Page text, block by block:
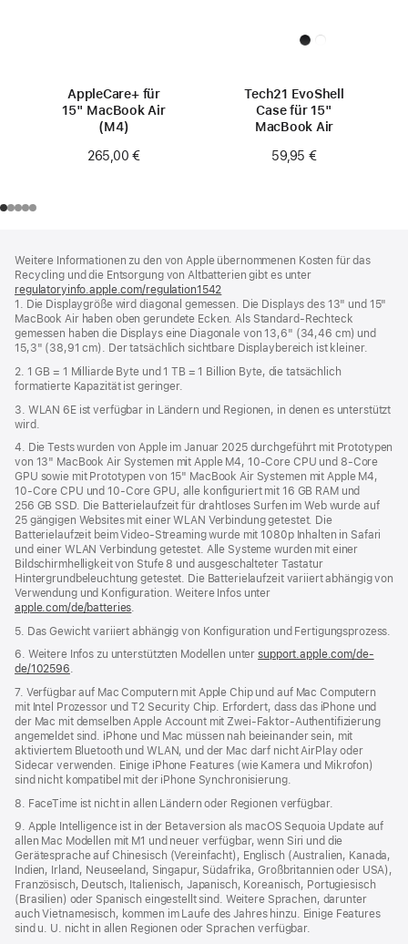
AppleCare+ für
15" MacBook Air
(M4)
265,00 €
Tech21 EvoShell
Case für 15"
MacBook Air
59,95 €
Weitere Informationen zu den von Apple übernommenen Kosten für das
Recycling und die Entsorgung von Altbatterien gibt es unter
regulatoryinfo.apple.com/regulation1542
ein
neues
Fenster)
1. Die Displaygröße wird diagonal gemessen. Die Displays des 13" und 15"
MacBook Air haben oben gerundete Ecken. Als Standard-Rechteck
gemessen haben die Displays eine Diagonale von 13,6" (34,46 cm) und
15,3" (38,91 cm). Der tatsächlich sichtbare Displaybereich ist kleiner.
2. 1 GB = 1 Milliarde Byte und 1 TB = 1 Billion Byte, die tatsächlich
formatierte Kapazität ist geringer.
3. WLAN 6E ist verfügbar in Ländern und Regionen, in denen es unterstützt
wird.
4. Die Tests wurden von Apple im Januar 2025 durchgeführt mit Prototypen
von 13" MacBook Air Systemen mit Apple M4, 10‑Core CPU und 8‑Core
GPU sowie mit Prototypen von 15" MacBook Air Systemen mit Apple M4,
10‑Core CPU und 10‑Core GPU, alle konfiguriert mit 16 GB RAM und
256 GB SSD. Die Batterielaufzeit für drahtloses Surfen im Web wurde auf
25 gängigen Websites mit einer WLAN Verbindung getestet. Die
Batterielaufzeit beim Video-Streaming wurde mit 1080p Inhalten in Safari
und einer WLAN Verbindung getestet. Alle Systeme wurden mit einer
Bildschirmhelligkeit von Stufe 8 und ausgeschalteter Tastatur
Hintergrundbeleuchtung getestet. Die Batterielaufzeit variiert abhängig von
Verwendung und Konfiguration. Weitere Infos unter
apple.com/de/batteries.
5. Das Gewicht variiert abhängig von Konfiguration und Fertigungsprozess.
6. Weitere Infos zu unterstützten Modellen untersupport.apple.com/de-
de/102596.
7. Verfügbar auf Mac Computern mit Apple Chip und auf Mac Computern
mit Intel Prozessor und T2 Security Chip. Erfordert, dass das iPhone und
der Mac mit demselben Apple Account mit Zwei-Faktor-Authentifizierung
angemeldet sind. iPhone und Mac müssen nah beieinander sein, mit
aktiviertem Bluetooth und WLAN, und der Mac darf nicht AirPlay oder
Sidecar verwenden. Einige iPhone Features (wie Kamera und Mikrofon)
sind nicht kompatibel mit der iPhone Synchronisierung.
8. FaceTime ist nicht in allen Ländern oder Regionen verfügbar.
9. Apple Intelligence ist in der Betaversion als macOS Sequoia Update auf
allen Mac Modellen mit M1 und neuer verfügbar, wenn Siri und die
Gerätesprache auf Chinesisch (Vereinfacht), Englisch (Australien, Kanada,
Indien, Irland, Neuseeland, Singapur, Südafrika, Großbritannien oder USA),
Französisch, Deutsch, Italienisch, Japanisch, Koreanisch, Portugiesisch
(Brasilien) oder Spanisch eingestellt sind. Weitere Sprachen, darunter
auch Vietnamesisch, kommen im Laufe des Jahres hinzu. Einige Features
sind u. U. nicht in allen Regionen oder Sprachen verfügbar.